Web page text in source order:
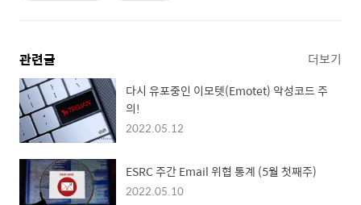
관련글 더보기
다시 유포중인 이모텟(Emotet) 악성코드 주
의!
2022.05.12
ESRC 주간 Email 위협 통계 (5월 첫째주)
2022.05.10